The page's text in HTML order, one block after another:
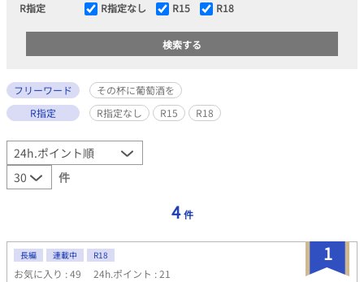
R指定 R指定なし R15 R18
フリーワード
その杯に葡萄酒を
R指定
R指定なし R15 R18
件
4 件
1
長編 連載中 R18
お気に入り : 49 24h.ポイント : 21